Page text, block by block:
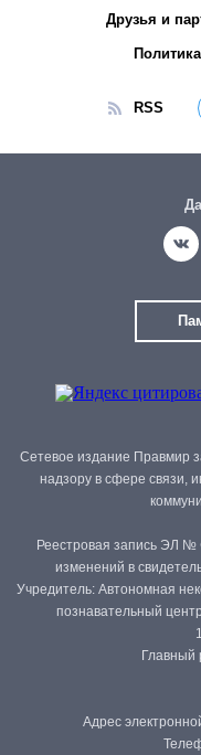
Друзья и
RSS
Сетевое издание Правмир
надзору в сфере связи,
Реестровая запись ЭЛ №
изменений в
Учредитель: Автономная
познавательный
Главный
Адрес